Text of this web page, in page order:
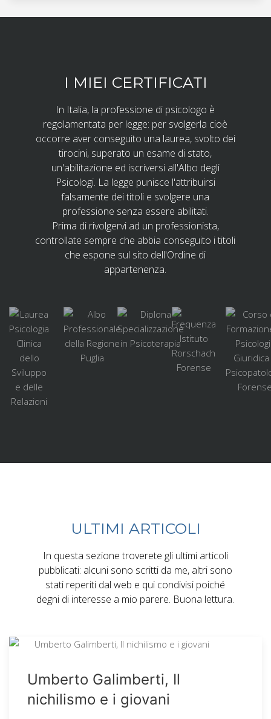
I MIEI CERTIFICATI
In Italia, la professione di psicologo è
regolamentata per legge: per svolgerla cioè
occorre aver conseguito una laurea, svolto dei
tirocini, superato un esame di stato,
un'abilitazione ed iscriversi all'Albo degli
Psicologi. La legge punisce l'attribuirsi
falsamente dei titoli e svolgere una
professione senza essere abilitati.
Prima di rivolgervi ad un professionista,
controllate sempre che abbia conseguito i titoli
che espone sul sito dell'Ordine di
appartenenza.
ULTIMI ARTICOLI
In questa sezione troverete gli ultimi articoli
pubblicati: alcuni sono scritti da me, altri sono
stati reperiti dal web e qui condivisi poiché
degni di interesse a mio parere. Buona lettura.
Umberto Galimberti, Il
nichilismo e i giovani